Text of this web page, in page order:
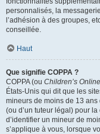
personnalisés, la
l’adhésion à des groupes,
conseillée.
Haut
Que signifie COPPA ?
COPPA (ou Children’s
États-Unis qui dit que les
mineurs de moins de 13
(ou d’un tuteur légal) pour
d’identifier un mineur de
s’applique à vous, lorsque